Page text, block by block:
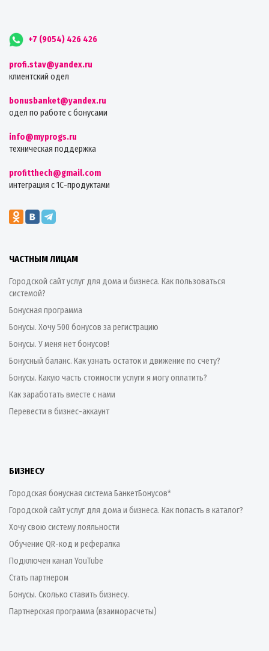
+7 (9054) 426 426
profi.stav@yandex.ru
клиентский одел
bonusbanket@yandex.ru
одел по работе с бонусами
info@myprogs.ru
техническая поддержка
profitthech@gmail.com
интеграция с 1С-продуктами
ЧАСТНЫМ ЛИЦАМ
Городской сайт услуг для дома и бизнеса. Как пользоваться
системой?
Бонусная программа
Бонусы. Хочу 500 бонусов за регистрацию
Бонусы. У меня нет бонусов!
Бонусный баланс. Как узнать остаток и движение по счету?
Бонусы. Какую часть стоимости услуги я могу оплатить?
Как заработать вместе с нами
Перевести в бизнес-аккаунт
БИЗНЕСУ
Городская бонусная система БанкетБонусов*
Городской сайт услуг для дома и бизнеса. Как попасть в каталог?
Хочу свою систему лояльности
Обучение QR-код и рефералка
Подключен канал YouTube
Стать партнером
Бонусы. Сколько ставить бизнесу.
Партнерская программа (взаиморасчеты)